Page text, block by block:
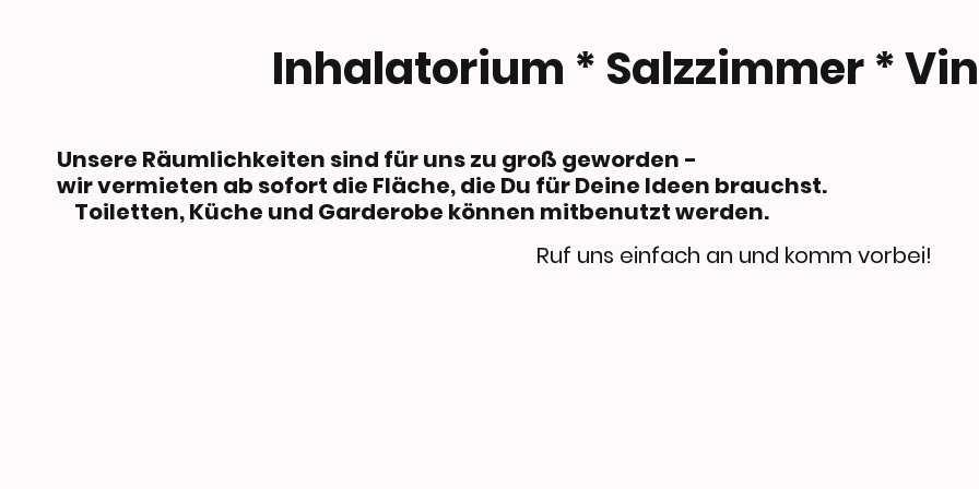
Inhalatorium * Salzzimmer *
Unsere Räumlichkeiten sind für uns
wir vermieten ab sofort die Fläche, die Du für
Toiletten, Küche und Garderobe können mitbenutzt werden.
Ruf uns einfach an und komm vorbei!